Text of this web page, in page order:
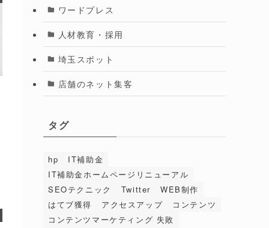
ワードプレス
人材教育・採用
埼玉スポット
店舗のネット集客
タグ
hp
IT補助金
IT補助金ホームページリニューアル
SEOテクニック
Twitter
WEB制作
はてブ獲得
アクセスアップ
コンテンツ
コンテンツマーケティング 失敗